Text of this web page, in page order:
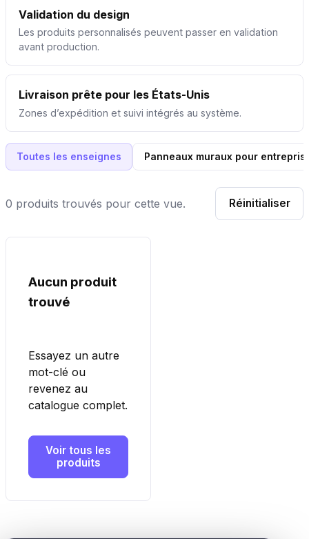
Validation du design
Les produits personnalisés peuvent passer en validation
avant production.
Livraison prête pour les États-Unis
Zones d’expédition et suivi intégrés au système.
Toutes les enseignes Panneaux muraux pour
0 produits trouvés pour cette vue. Réinitialiser
Aucun produit
trouvé
Essayez un autre
mot-clé ou
revenez au
catalogue complet.
Voir tous les
produits